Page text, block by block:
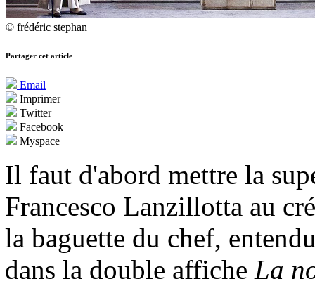
© frédéric stephan
Partager cet article
Email
Imprimer
Twitter
Facebook
Myspace
Il faut d'abord mettre la
Francesco Lanzillotta au
la baguette du chef,
dans la double afficheLa